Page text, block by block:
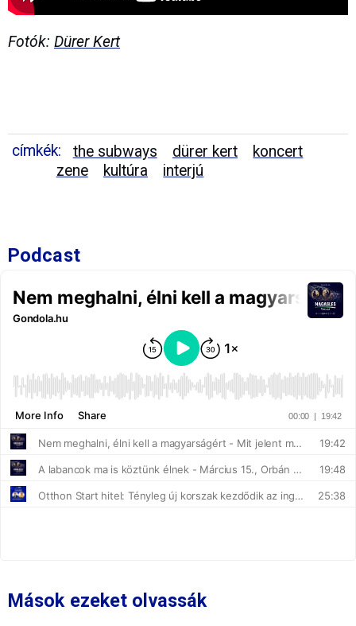
Fotók: Dürer Kert
címkék: the subways dürer kert
koncert
zene
kultúra interjú
Podcast
Mások ezeket olvassák